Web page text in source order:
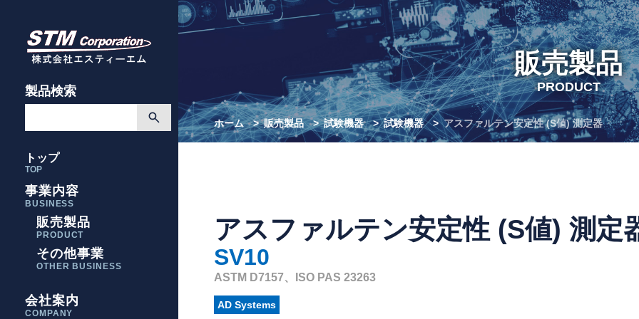
製品検索
トップ
TOP
事業内容
BUSINESS
販売製品
PRODUCT
その他事業
OTHER BUSINESS
会社案内
COMPANY
販売製品
PRODUCT
ホーム 販売製品 試験機器 試験機器 アスファルテン安定性 (S値) 測定器
アスファルテン安定性 (S値) 測定
SV10
ASTM D7157、ISO PAS 23263
AD Systems